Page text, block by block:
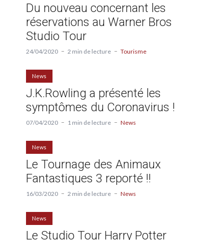
Du nouveau concernant les
réservations au Warner Bros
Studio Tour
24/04/2020 2 min de lecture Tourisme
News
J.K.Rowling a présenté les
symptômes du Coronavirus !
07/04/2020 1 min de lecture News
News
Le Tournage des Animaux
Fantastiques 3 reporté !!
16/03/2020 2 min de lecture News
News
Le Studio Tour Harry Potter